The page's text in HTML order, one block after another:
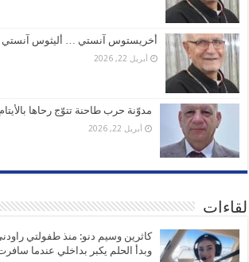
أخريستوس آنستي … أليثوس آنستي
أبريل 22, 2026
مدوّنة حرب طاحنة تتوّج رحاها بالأيتام
أبريل 22, 2026
لقاءات
كاثرين وسيم دنو: منذ طفولتي
وبدأ الحلم يكبر بداخلي عندما